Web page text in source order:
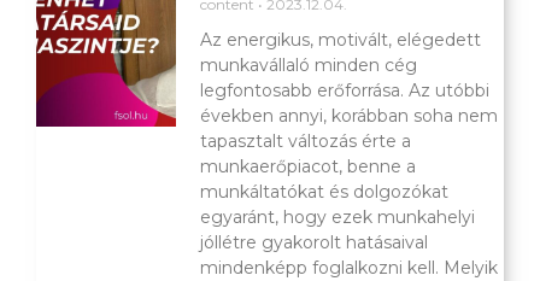
content 2023.12.04.
Az energikus, motivált, elégedett
munkavállaló minden cég
legfontosabb erőforrása. Az utóbbi
években annyi, korábban soha nem
tapasztalt változás érte a
munkaerőpiacot, benne a
munkáltatókat és dolgozókat
egyaránt, hogy ezek munkahelyi
jóllétre gyakorolt hatásaival
mindenképp foglalkozni kell. Melyik